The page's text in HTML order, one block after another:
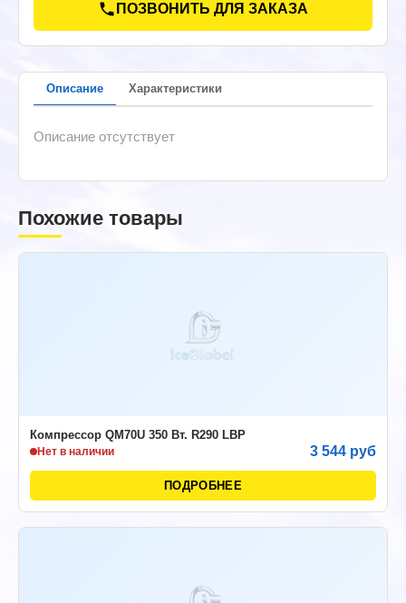
ПОЗВОНИТЬ ДЛЯ ЗАКАЗА
Описание Характеристики
Описание отсутствует
Похожие товары
Компрессор QM70U 350 Вт. R290 LBP
Нет в наличии 3 544 руб
ПОДРОБНЕЕ